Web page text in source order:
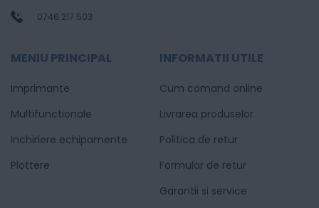
0746.217.503
MENIU PRINCIPAL
Imprimante
Multifunctionale
Inchiriere echipamente
Plottere
INFORMATII UTILE
Cum comand online
Livrarea produselor
Politica de retur
Formular de retur
Garantii si service